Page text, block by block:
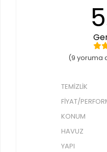
(9 yoruma
TEMIZLIK
FIYAT/
KONUM
HAVUZ
YAPI